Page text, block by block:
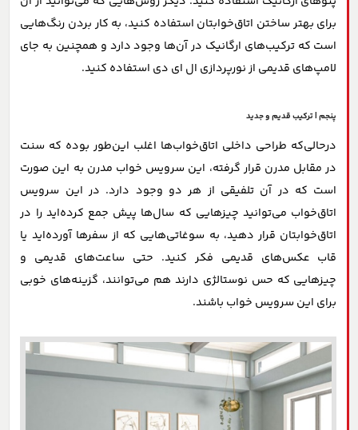
برای بهتر ساختن اتاق‌خوابتان استفاده کنید، به کار بردن رنگ‌هایی
است که ترکیب‌های ارگانیک در آن‌ها وجود دارد و همچنین به جای
لامپ‌های قدیمی از نورپردازی ال ای دی استفاده کنید.
پنجم | ترکیب قدیم و جدید
درحالی‌که طراحی داخلی اتاق‌خواب‌ها اغلب این‌طور بوده که سنت
در مقابل مدرن قرار گرفته، این سرویس خواب مدرن به این صورت
است که در آن تلفیقی از هر دو وجود دارد. در این سرویس
اتاق‌خواب می‌توانید چیزهایی که سال‌ها پیش جمع کرده‌اید را در
اتاق‌خوابتان قرار دهید، به سوغاتی‌هایی که از سفرها آورده‌اید یا
قاب عکس‌های قدیمی فکر کنید. حتی ساعت‌های قدیمی و
چیزهایی که حس نوستالژی دارند هم می‌توانند، گزینه‌های خوبی
برای این سرویس خواب باشند.